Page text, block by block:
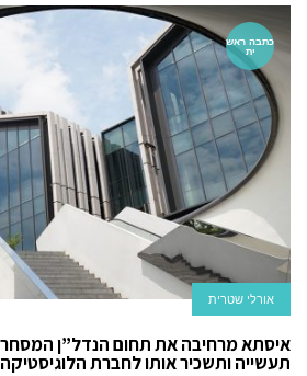
כתבה ראש
ית
אורלי שטרית
איסתא מרחיבה את תחום הנדל”ן
תעשייה ותשכיר אותו לחברת הלוגיסטיקה